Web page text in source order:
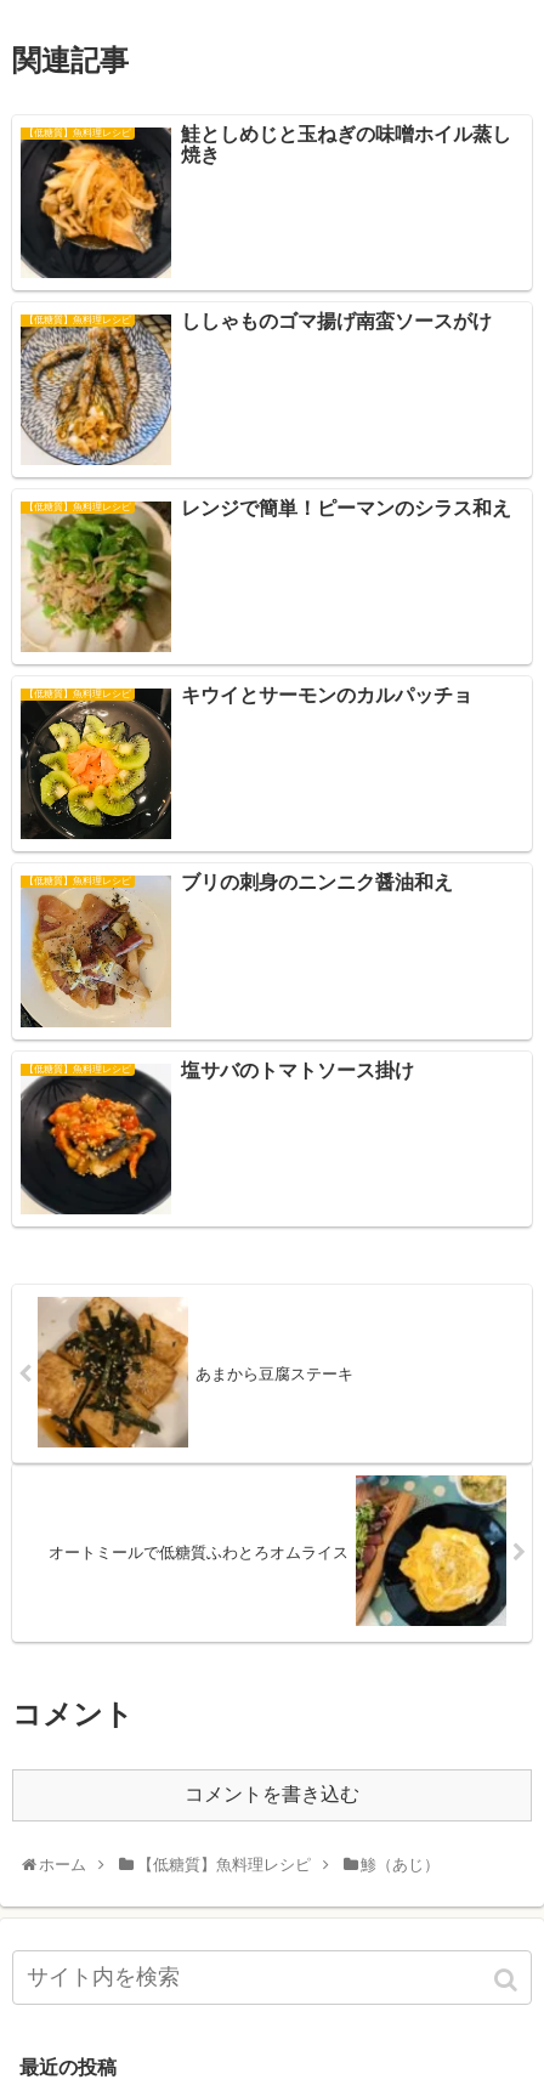
関連記事
【低糖質】魚料理レシピ
鮭としめじと玉ねぎの味噌ホイル蒸し
焼き
【低糖質】魚料理レシピ ししゃものゴマ揚げ南蛮ソースがけ
【低糖質】魚料理レシピ レンジで簡単！ピーマンのシラス和え
【低糖質】魚料理レシピ キウイとサーモンのカルパッチョ
【低糖質】魚料理レシピ ブリの刺身のニンニク醤油和え
【低糖質】魚料理レシピ 塩サバのトマトソース掛け
あまから豆腐ステーキ
オートミールで低糖質ふわとろオムライス
コメント
コメントを書き込む
ホーム 【低糖質】魚料理レシピ 鯵（あじ）
最近の投稿